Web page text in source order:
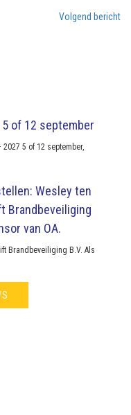
Volgend bericht
5 of 12 september
5 of 12 september,
Wesley ten
Brandbeveiliging
van OA.
Brandbeveiliging B.V. Als